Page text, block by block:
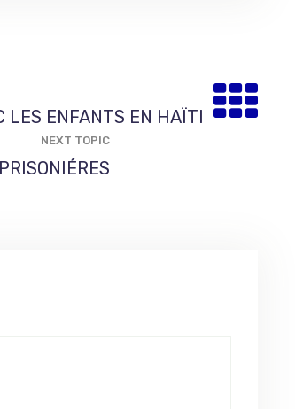
LES ENFANTS EN HAÏTI
NEXT TOPIC